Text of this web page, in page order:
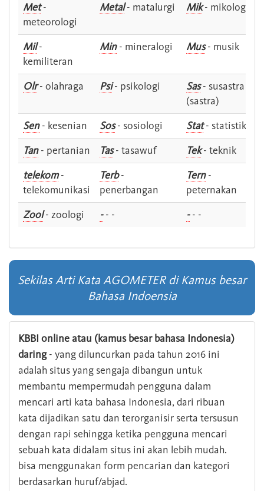
Met-
meteorologi
Metal- matalurgi Mik- mikologi
Mil-
kemiliteran
Min- mineralogi Mus- musik
Olr- olahraga Psi- psikologi Sas- susastra -
(sastra)
Sen- kesenian Sos- sosiologi Stat- statistik
Tan- pertanian Tas- tasawuf Tek- teknik
telekom-
telekomunikasi
Terb-
penerbangan
Tern-
peternakan
Zool- zoologi -- - -- -
Sekilas Arti Kata AGOMETER di Kamus besar
Bahasa Indoensia
KBBI online atau (kamus besar bahasa Indonesia)
daring- yang diluncurkan pada tahun 2016 ini
adalah situs yang sengaja dibangun untuk
membantu mempermudah pengguna dalam
mencari arti kata bahasa Indonesia, dari ribuan
kata dijadikan satu dan terorganisir serta tersusun
dengan rapi sehingga ketika pengguna mencari
sebuah kata didalam situs ini akan lebih mudah.
bisa menggunakan form pencarian dan kategori
berdasarkan huruf/abjad.